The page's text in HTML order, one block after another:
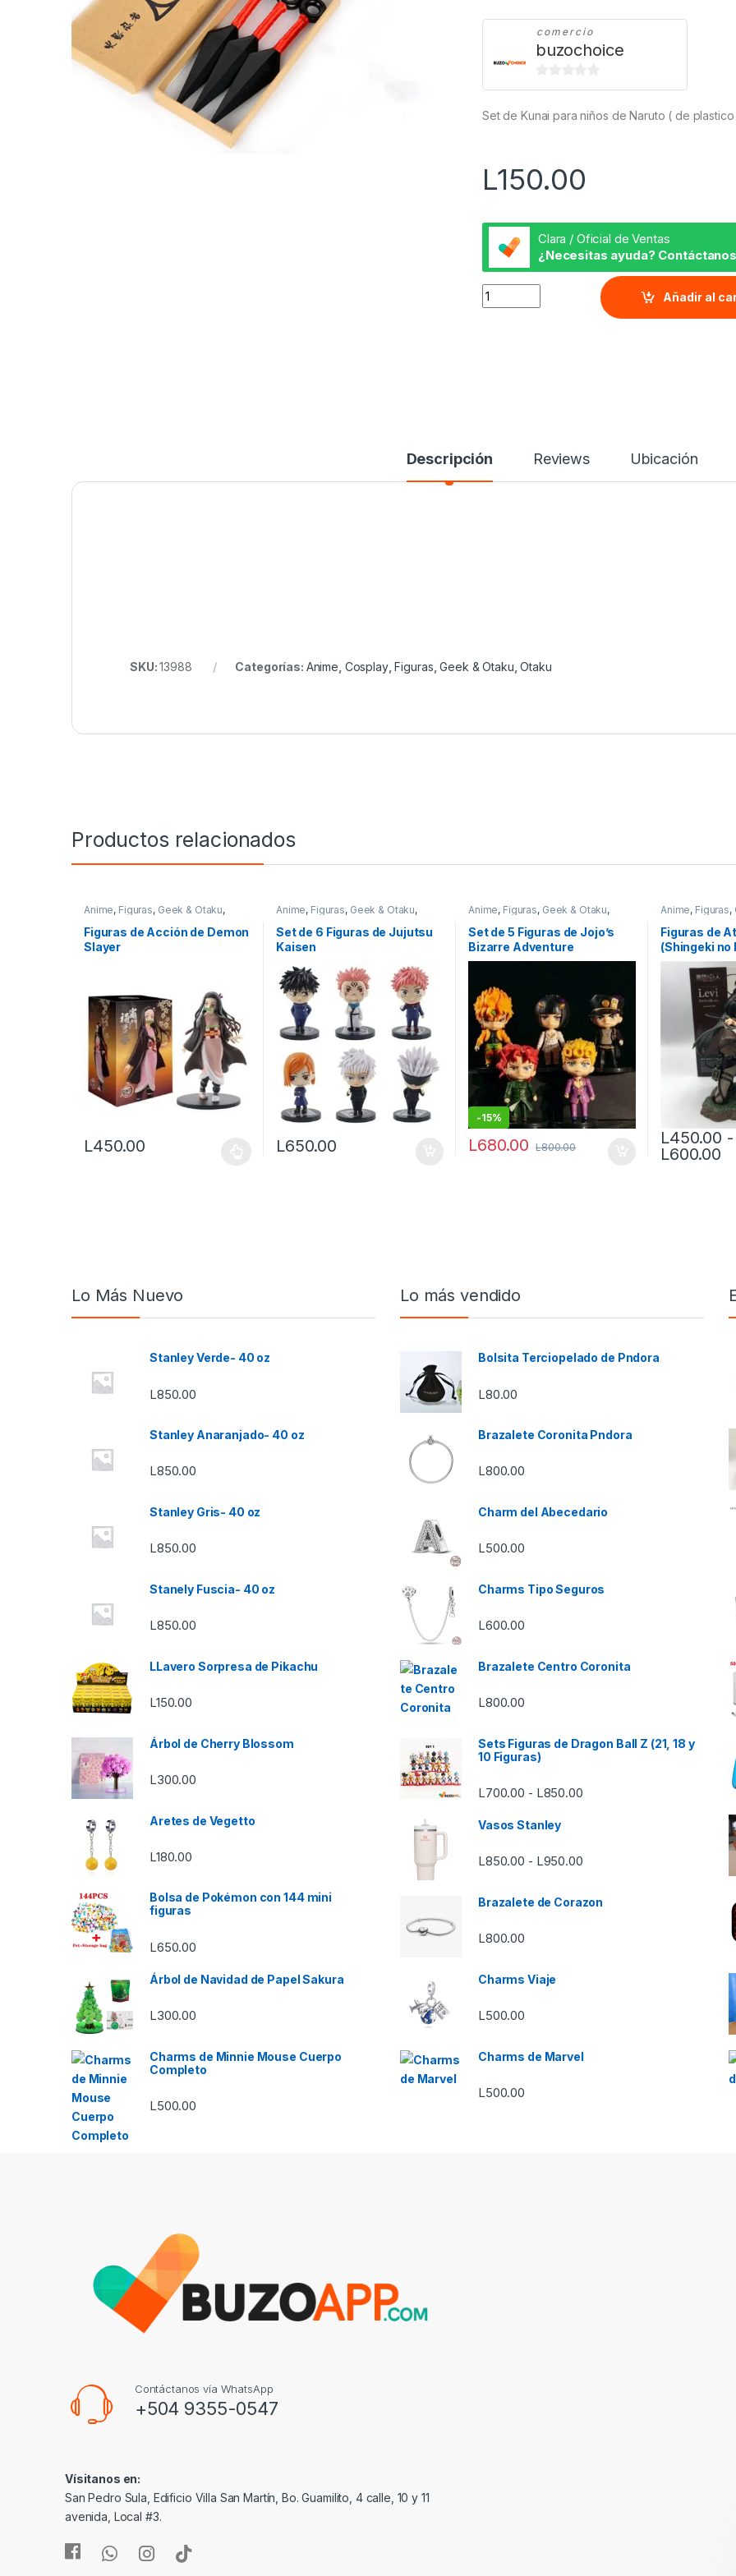
comercio
buzochoice
0
e
Set de Kunai para niños de Naruto ( de plastico
L150.00
Clara / Oficial de Ventas
¿Necesitas ayuda?
Set de Kunai quantity
Añadir al
Descripción Reviews Ubicación
SKU:13988 Categorías: Anime Cosplay,Figuras ,Geek & Otaku ,Otaku
Productos relacionados
Anime, Figuras, Geek & Otaku,
Figuras de Acción de Demon
Slayer
L450.00
Anime, Figuras, Geek & Otaku,
Set de 6 Figuras de Jujutsu
Kaisen
L650.00
Anime, Figuras, Geek & Otaku,
Set de 5 Figuras de Jojo’s
Bizarre Adventure
-15%
L680.00 L800.00
Anime, Figuras,
Figuras de
(Shingeki no
L450.00 -
L600.00
Este
Lo Más Nuevo
Stanley Verde- 40 oz
L850.00
Stanley Anaranjado- 40 oz
L850.00
Stanley Gris- 40 oz
L850.00
Stanely Fuscia- 40 oz
L850.00
LLavero Sorpresa de Pikachu
L150.00
Árbol de Cherry Blossom
L300.00
Aretes de Vegetto
L180.00
Bolsa de Pokémon con 144 mini
figuras
L650.00
Árbol de Navidad de Papel Sakura
L300.00
Charms de Minnie Mouse Cuerpo
Completo
L500.00
Lo más vendido
Bolsita Terciopelado de Pndora
L80.00
Brazalete Coronita Pndora
L800.00
Charm del Abecedario
L500.00
Charms Tipo Seguros
L600.00
Brazalete Centro Coronita
L800.00
Sets Figuras de Dragon Ball Z (21, 18 y
10 Figuras)
L700.00 - L850.00Rango de precios: desde
Vasos Stanley
L850.00 - L950.00Rango de precios: desde
Brazalete de Corazon
L800.00
Charms Viaje
L500.00
Charms de Marvel
L500.00
Contáctanos vía WhatsApp
+504 9355-0547
Vísitanos en:
San Pedro Sula, Edificio Villa San Martín, Bo. Guamilito, 4 calle, 10 y 11
avenida, Local #3.